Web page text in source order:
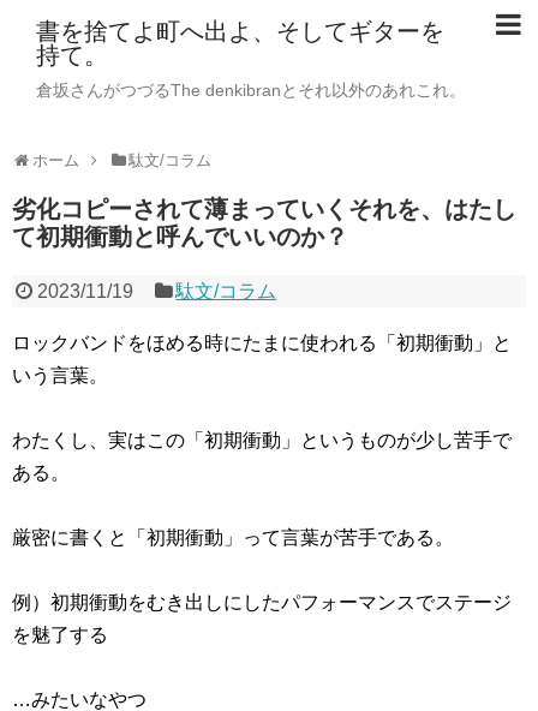
書を捨てよ町へ出よ、そしてギターを
持て。
倉坂さんがつづるThe denkibranとそれ以外のあれこれ。
ホーム 駄文/コラム
劣化コピーされて薄まっていくそれを、はたし
て初期衝動と呼んでいいのか？
2023/11/19 駄文/コラム
ロックバンドをほめる時にたまに使われる「初期衝動」と
いう言葉。
わたくし、実はこの「初期衝動」というものが少し苦手で
ある。
厳密に書くと「初期衝動」って言葉が苦手である。
例）初期衝動をむき出しにしたパフォーマンスでステージ
を魅了する
…みたいなやつ